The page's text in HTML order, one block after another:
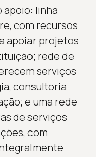
apoio: linha
com recursos
apoiar projetos
rede de
serviços
consultoria
e uma rede
de serviços
com